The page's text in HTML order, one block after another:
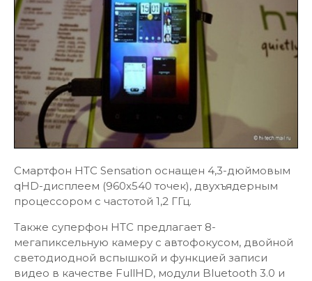
Смартфон HTC Sensation оснащен 4,3-дюймовым
qHD-дисплеем (960х540 точек), двухъядерным
процессором с частотой 1,2 ГГц.
Также суперфон HTC предлагает 8-
мегапиксельную камеру с автофокусом, двойной
светодиодной вспышкой и функцией записи
видео в качестве FullHD, модули Bluetooth 3.0 и